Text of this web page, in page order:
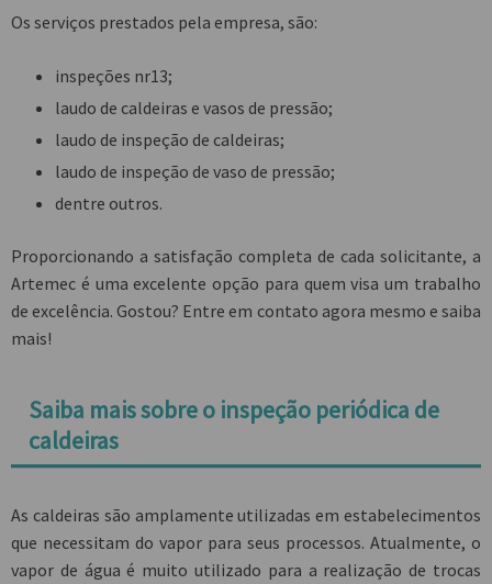
Os serviços prestados pela empresa, são:
inspeções nr13;
laudo de caldeiras e vasos de pressão;
laudo de inspeção de caldeiras;
laudo de inspeção de vaso de pressão;
dentre outros.
Proporcionando a satisfação completa de cada solicitante, a
Artemec é uma excelente opção para quem visa um trabalho
de excelência. Gostou? Entre em contato agora mesmo e saiba
mais!
Saiba mais sobre o inspeção periódica de
caldeiras
As caldeiras são amplamente utilizadas em estabelecimentos
que necessitam do vapor para seus processos. Atualmente, o
vapor de água é muito utilizado para a realização de trocas